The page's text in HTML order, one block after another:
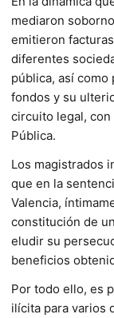
mediaron
emitieron
diferentes
pública, así
fondos y su
circuito legal,
Pública.
Los magistrados
que en la
Valencia,
constitución de
eludir su
beneficios
Por todo ello, es
ilícita para varios